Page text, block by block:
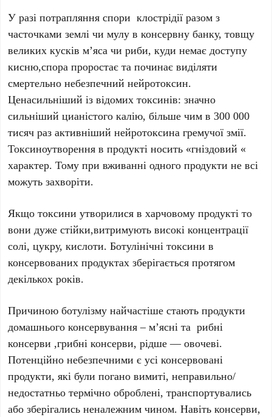
У разі потрапляння спори клострідії разом з
часточками землі чи мулу в консервну банку, товщу
великих кусків м’яса чи риби, куди немає доступу
кисню,спора проростає та починає виділяти
смертельно небезпечний нейротоксин.
Ценасильніший із відомих токсинів: значно
сильніший цианістого калію, більше чим в 300 000
тисяч раз активніший нейротоксина гремучої змії.
Токсиноутворення в продукті носить «гніздовий «
характер. Тому при вживанні одного продукти не всі
можуть захворіти.
Якщо токсини утворилися в харчовому продукті то
вони дуже стійки,витримують високі концентрації
солі, цукру, кислоти. Ботулінічні токсини в
консервованих продуктах зберігається протягом
декількох років.
Причиною ботулізму найчастіше стають продукти
домашнього консервування – м’ясні та рибні
консерви ,грибні консерви, рідше — овочеві.
Потенційно небезпечними є усі консервовані
продукти, які були погано вимиті, неправильно/
недостатньо термічно оброблені, транспортувались
або зберігались неналежним чином. Навіть консерви,